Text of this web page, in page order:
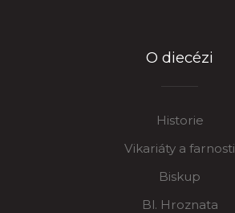
O diecézi
Historie
Vikariáty a farnosti
Biskup
Bl. Hroznata